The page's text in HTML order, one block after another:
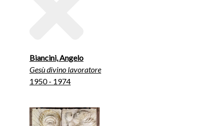
Biancini, Angelo
Gesù divino lavoratore
1950 - 1974